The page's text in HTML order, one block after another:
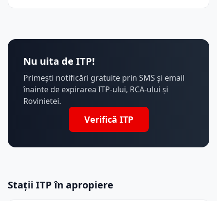
Nu uita de ITP!
Primești notificări gratuite prin SMS și email
înainte de expirarea ITP-ului, RCA-ului și
Rovinietei.
Verifică ITP
Stații ITP în apropiere